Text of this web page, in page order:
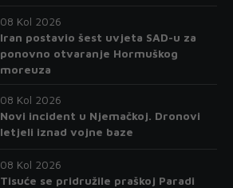
08 Kol 2026
Iran postavio šest uvjeta SAD-u za
ponovno otvaranje Hormuškog
moreuza
08 Kol 2026
Novi incident u Njemačkoj. Dronovi
letjeli iznad vojne baze
08 Kol 2026
Tisuće se pridružile praškoj Paradi